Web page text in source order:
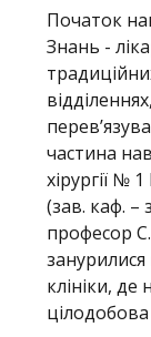
Новини
Початок
Знань -
частина
хірургії №
(зав. каф. –
професор
занурилися
клініки, де